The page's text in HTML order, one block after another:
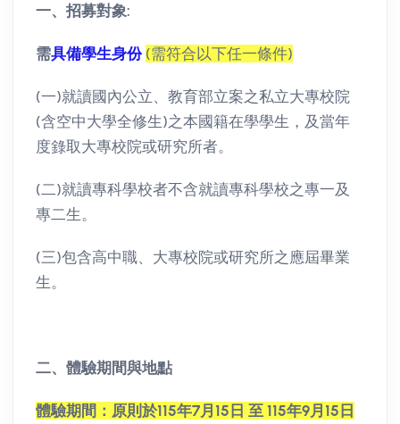
一、招募對象:
需具備學生身份 (需符合以下任一條件)
(一)就讀國內公立、教育部立案之私立大專校院
(含空中大學全修生)之本國籍在學學生，及當年
度錄取大專校院或研究所者。
(二)就讀專科學校者不含就讀專科學校之專一及
專二生。
(三)包含高中職、大專校院或研究所之應屆畢業
生。
二、體驗期間與地點
體驗期間：原則於115年7月15日 至 115年9月15日